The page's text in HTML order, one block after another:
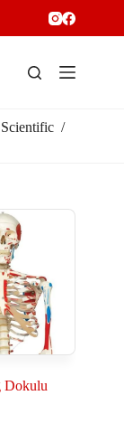
/
Dokulu